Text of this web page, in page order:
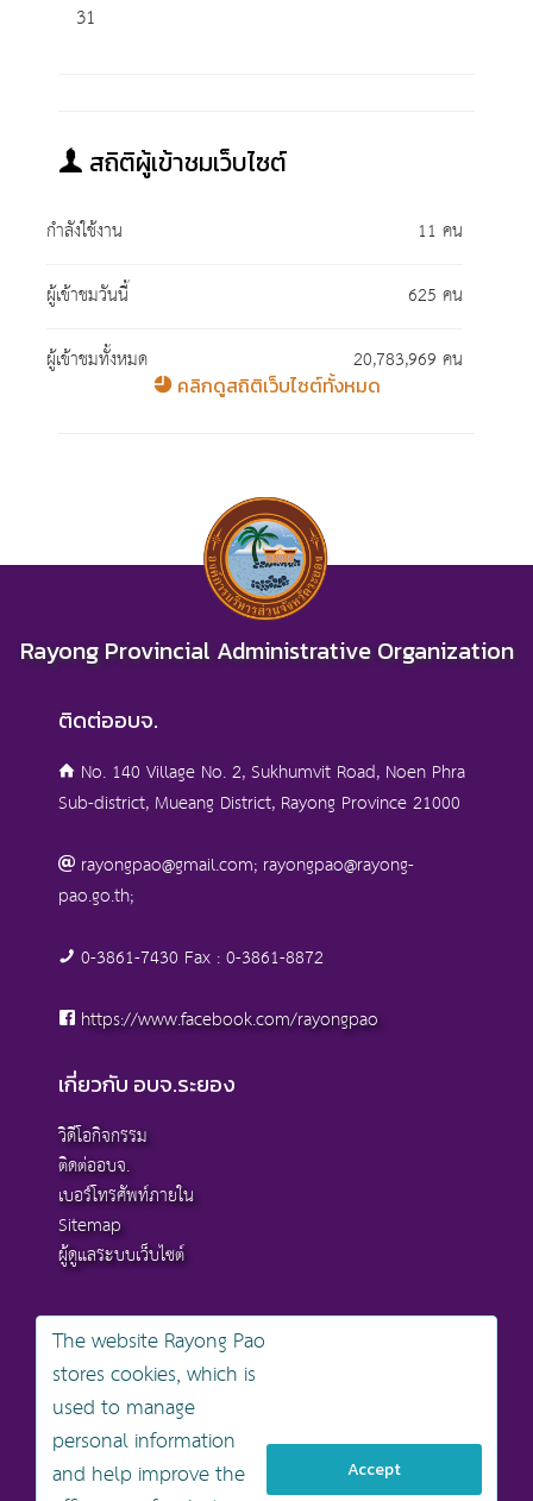
31
สถิติผู้เข้าชมเว็บไซต์
กำลังใช้งาน
11 คน
ผู้เข้าชมวันนี้
625 คน
ผู้เข้าชมทั้งหมด
20,783,969 คน
คลิกดูสถิติเว็บไซต์ทั้งหมด
Rayong Provincial Administrative Organization
ติดต่ออบจ.
No. 140 Village No. 2, Sukhumvit Road, Noen Phra
Sub-district, Mueang District, Rayong Province 21000
rayongpao@gmail.com; rayongpao@rayong-
pao.go.th;
0-3861-7430 Fax : 0-3861-8872
https://www.facebook.com/rayongpao
เกี่ยวกับ อบจ.ระยอง
วิดีโอกิจกรรม
ติดต่ออบจ.
เบอร์โทรศัพท์ภายใน
Sitemap
ผู้ดูแลระบบเว็บไซต์
สงวนลิขสิทธิ์ © 2568 , องค์การบริหารส่วนจังหวัดระยอง
นโยบายการคุ้มครองข้อมูลส่วนบุคคล
นโยบายการรักษาความมั่นคงปลอดภัยเว็บไซต์
นโยบายเว็บไซต์ขององค์การบริหารส่วนจังหวัดระยอง
The website Rayong Pao
stores cookies, which is
used to manage
personal information
and help improve the
Accept